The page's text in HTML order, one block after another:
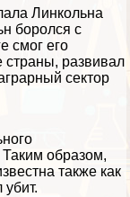
Линкольна
боролся с
смог его
страны, развивал
сектор
образом,
также как